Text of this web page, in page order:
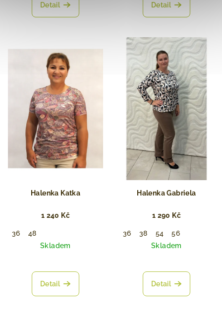
Detail Detail
Halenka Katka
1 240 Kč
36
48
Skladem
Detail
Halenka Gabriela
1 290 Kč
36 38 54
56
Skladem
Detail